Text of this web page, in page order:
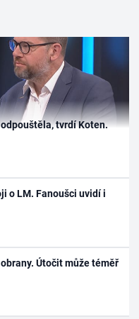
tvrdí Koten.
o LM. Fanoušci uvidí i
Útočit může téměř